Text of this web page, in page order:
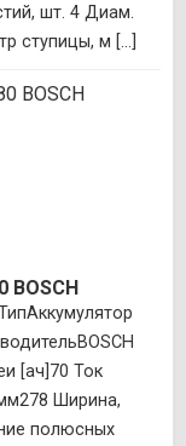
шт. 4 Диам.
ступицы, м [...]
BOSCH
[ач]70 Ток
Ширина,
полюсных